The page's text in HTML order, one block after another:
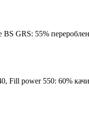
BS GRS: 55%
Fill power 550: 60%